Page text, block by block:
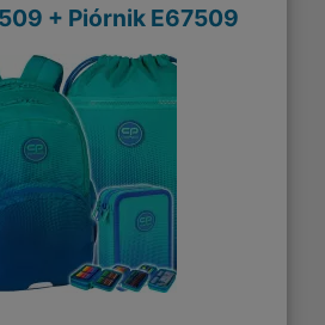
+ Piórnik E67509